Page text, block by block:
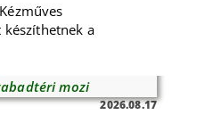
Kézműves
a
mozi
2026.08.17